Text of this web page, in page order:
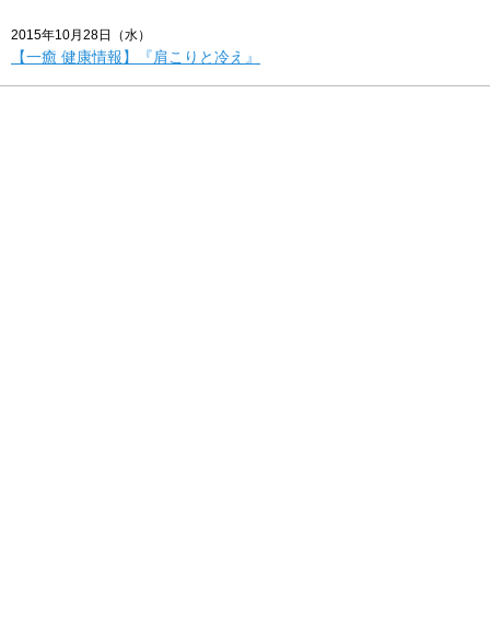
2015年10月28日（水）
【一癒 健康情報】『肩こりと冷え』